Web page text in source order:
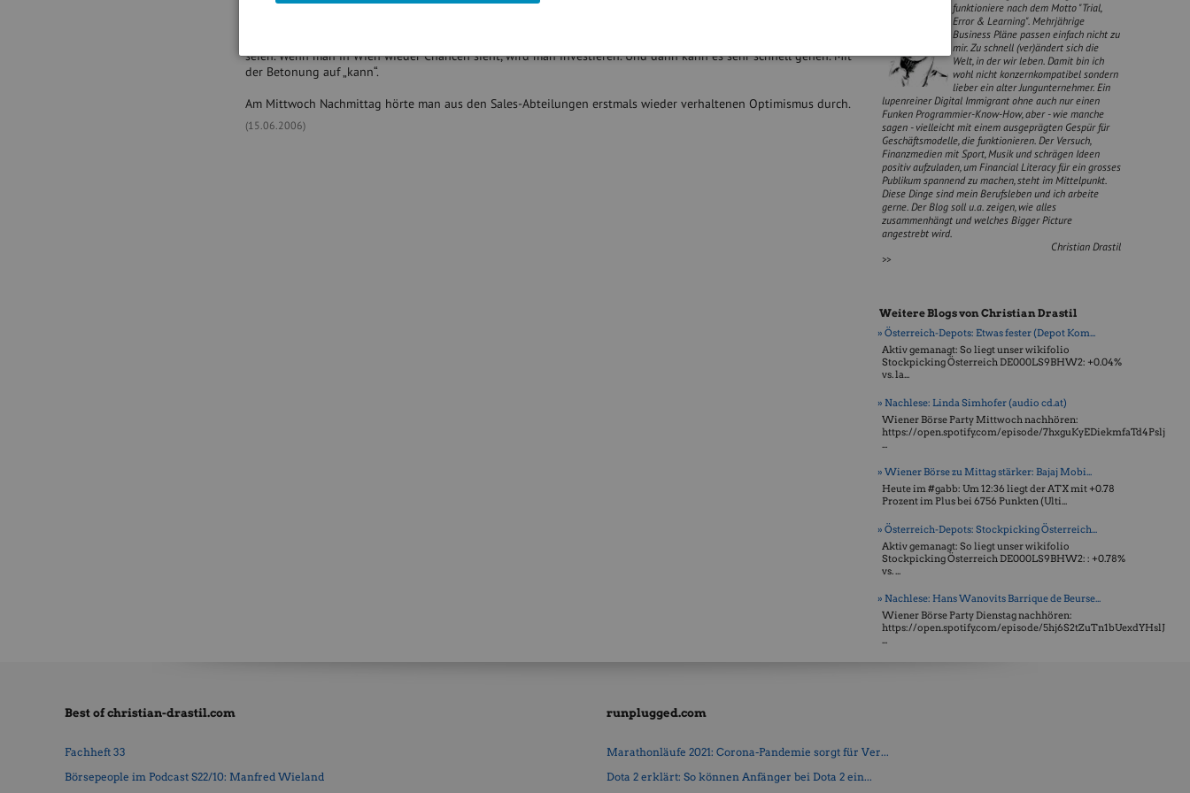
könnte.
seien. Wenn man in Wien wieder Chancen sieht, wird man investieren. Und dann kann es sehr schnell gehen. Mit
der Betonung auf „kann“.
Am Mittwoch Nachmittag hörte man aus den Sales-Abteilungen erstmals wieder verhaltenen Optimismus durch.
(15.06.2006)
funktioniere nach dem Motto "Trial,
Error & Learning". Mehrjährige
Business Pläne passen einfach nicht zu
mir. Zu schnell (ver)ändert sich die
Welt, in der wir leben. Damit bin ich
wohl nicht konzernkompatibel sondern
lieber ein alter Jungunternehmer. Ein
lupenreiner Digital Immigrant ohne auch nur einen
Funken Programmier-Know-How, aber - wie manche
sagen - vielleicht mit einem ausgeprägten Gespür für
Geschäftsmodelle, die funktionieren. Der Versuch,
Finanzmedien mit Sport, Musik und schrägen Ideen
positiv aufzuladen, um Financial Literacy für ein grosses
Publikum spannend zu machen, steht im Mittelpunkt.
Diese Dinge sind mein Berufsleben und ich arbeite
gerne. Der Blog soll u.a. zeigen, wie alles
zusammenhängt und welches Bigger Picture
angestrebt wird.
Christian Drastil
>>
Weitere Blogs von Christian Drastil
» Österreich-Depots: Etwas fester (Depot Kom...
Aktiv gemanagt: So liegt unser wikifolio
Stockpicking Öster­reich DE000LS9BHW2: +0.04%
vs. la...
» Nachlese: Linda Simhofer (audio cd.at)
Wiener Börse Party Mittwoch nachhören:
https://open.spotify.com/episode/7hxguKyEDiekmfaTd4Pslj
...
» Wiener Börse zu Mittag stärker: Bajaj Mobi...
Heute im #gabb: Um 12:36 liegt der ATX mit +0.78
Prozent im Plus bei 6756 Punkten (Ulti...
» Österreich-Depots: Stockpicking Österreich...
Aktiv gemanagt: So liegt unser wikifolio
Stockpicking Öster­reich DE000LS9BHW2: : +0.78%
vs. ...
» Nachlese: Hans Wanovits Barrique de Beurse...
Wiener Börse Party Dienstag nachhören:
https://open.spotify.com/episode/5hj6S2tZuTn1bUexdYHslJ
...
Best of christian-drastil.com
Fachheft 33
Börsepeople im Podcast S22/10: Manfred Wieland
runplugged.com
Marathonläufe 2021: Corona-Pandemie sorgt für Ver...
Dota 2 erklärt: So können Anfänger bei Dota 2 ein...